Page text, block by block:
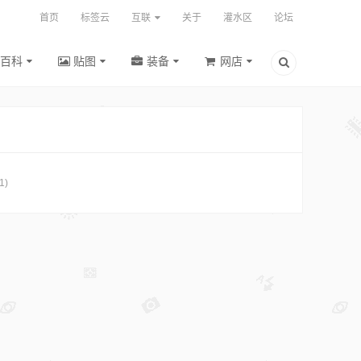
首页 标签云 互联 关于 灌水区 论坛
百科 贴图 装备 网店